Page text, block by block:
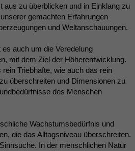
aus zu überblicken und in Einklang zu
gemachten Erfahrungen
und Weltanschauungen.
auch um die Veredelung
mit dem Ziel der Höherentwicklung.
Triebhafte, wie auch das rein
überschreiten und Dimensionen zu
des Menschen
Wachstumsbedürfnis und
die das Alltagsniveau überschreiten.
In der menschlichen Natur